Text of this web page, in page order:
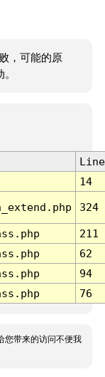
，可能的原
Line
14
324
211
62
94
76
您带来的访问不便我